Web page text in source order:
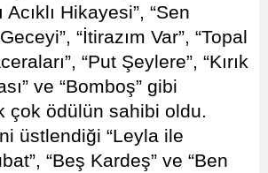
Acıklı Hikayesi”, “Sen
“İtirazım Var”, “Topal
“Put Şeylere”, “Kırık
ve “Bomboş” gibi
çok ödülün sahibi oldu.
üstlendiği “Leyla ile
“Beş Kardeş” ve “Ben